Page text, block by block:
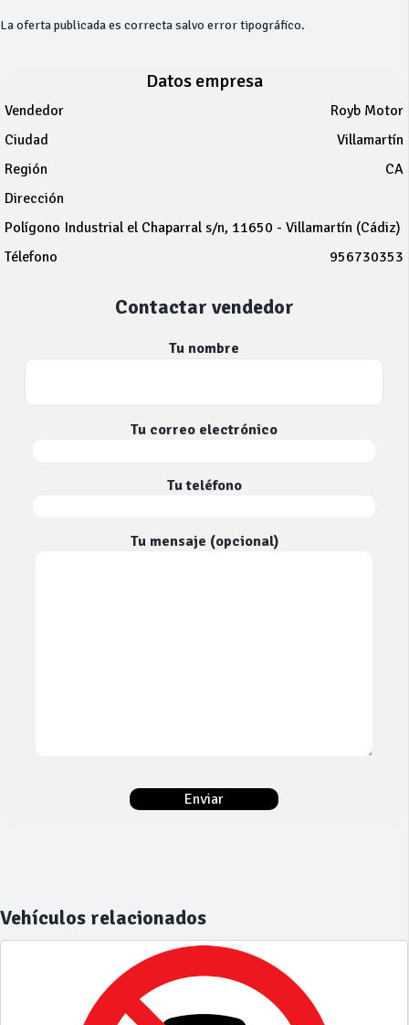
La oferta publicada es correcta salvo error tipográfico.
Datos empresa
Vendedor
Royb Motor
Ciudad
Villamartín
Región
CA
Dirección
Polígono Industrial el Chaparral s/n, 11650 - Villamartín (Cádiz)
Télefono
956730353
Contactar vendedor
Tu nombre
Tu correo electrónico
Tu teléfono
Tu mensaje (opcional)
Vehículos relacionados